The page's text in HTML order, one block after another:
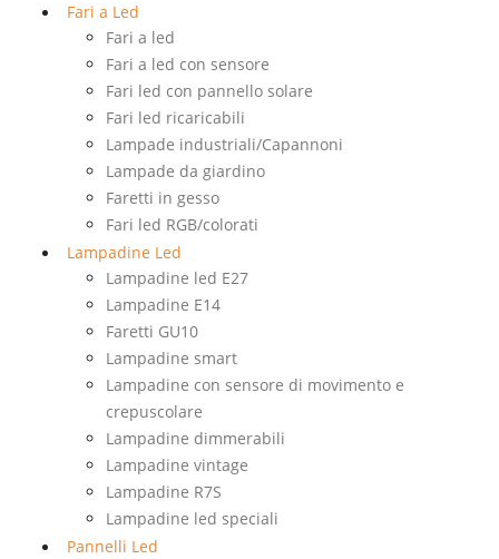
Fari a Led
Fari a led
Fari a led con sensore
Fari led con pannello solare
Fari led ricaricabili
Lampade industriali/Capannoni
Lampade da giardino
Faretti in gesso
Fari led RGB/colorati
Lampadine Led
Lampadine led E27
Lampadine E14
Faretti GU10
Lampadine smart
Lampadine con sensore di movimento e
crepuscolare
Lampadine dimmerabili
Lampadine vintage
Lampadine R7S
Lampadine led speciali
Pannelli Led